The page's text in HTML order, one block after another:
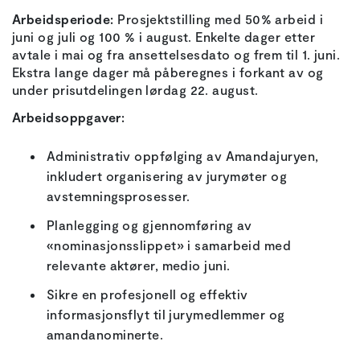
Arbeidsperiode: Prosjektstilling med 50% arbeid i
juni og juli og 100 % i august. Enkelte dager etter
avtale i mai og fra ansettelsesdato og frem til 1. juni.
Ekstra lange dager må påberegnes i forkant av og
under prisutdelingen lørdag 22. august.
Arbeidsoppgaver:
Administrativ oppfølging av Amandajuryen,
inkludert organisering av jurymøter og
avstemningsprosesser.
Planlegging og gjennomføring av
«nominasjonsslippet» i samarbeid med
relevante aktører, medio juni.
Sikre en profesjonell og effektiv
informasjonsflyt til jurymedlemmer og
amandanominerte.